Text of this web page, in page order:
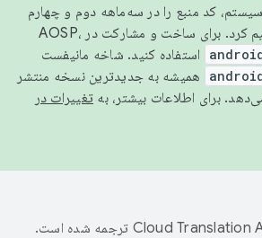
کد منبع را در سه‌ماهه دوم و چهارم
استفاده کنید. شاخه مانیفست
همیشه به جدیدترین نسخه منتشر
تغییرات در
ترجمه شده است.